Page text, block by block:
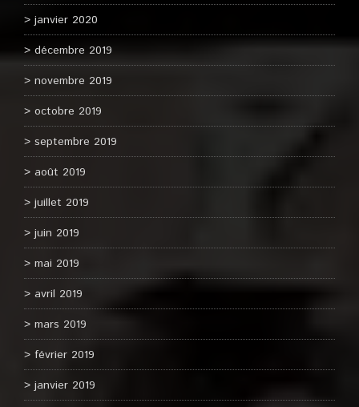
janvier 2020
décembre 2019
novembre 2019
octobre 2019
septembre 2019
août 2019
juillet 2019
juin 2019
mai 2019
avril 2019
mars 2019
février 2019
janvier 2019